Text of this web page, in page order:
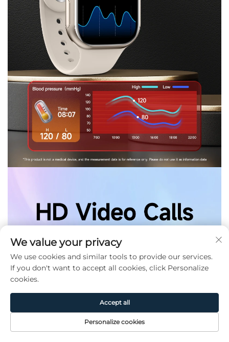
Page
Produit De CONTACT
We value your privacy
We use cookies and similar tools to provide our services.
If you don't want to accept all cookies, click Personalize
cookies.
Personalize cookies
Accept all